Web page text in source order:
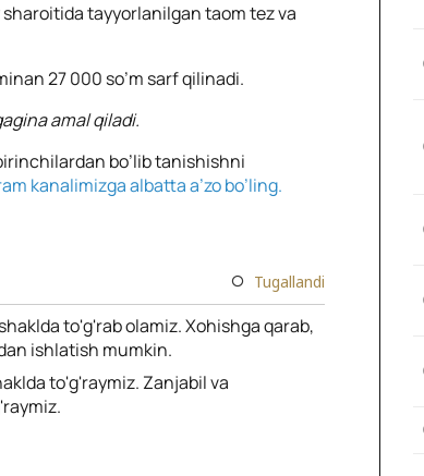
tayyorlanilgan taom tez va
27 000 so’m sarf qilinadi.
amal qiladi.
bo’lib tanishishni
kanalimizga albatta a’zo bo’ling.
Tugallandi
to'g'rab olamiz. Xohishga qarab,
ishlatish mumkin.
to'g'raymiz. Zanjabil va